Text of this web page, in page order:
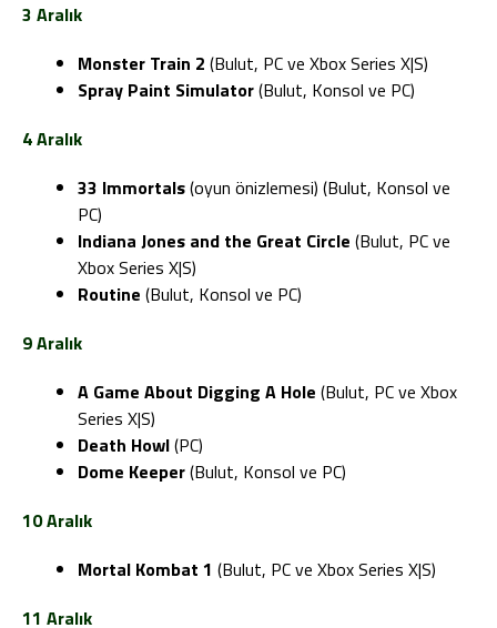
3 Aralık
Monster Train 2 (Bulut, PC ve Xbox Series X|S)
Spray Paint Simulator(Bulut, Konsol ve PC)
4 Aralık
33 Immortals(oyun önizlemesi) (Bulut, Konsol ve
PC)
Indiana Jones and the Great Circle (Bulut, PC ve
Xbox Series X|S)
Routine (Bulut, Konsol ve PC)
9 Aralık
A Game About Digging A Hole (Bulut, PC ve Xbox
Series X|S)
Death Howl(PC)
Dome Keeper(Bulut, Konsol ve PC)
10 Aralık
Mortal Kombat 1 (Bulut, PC ve Xbox Series X|S)
11 Aralık